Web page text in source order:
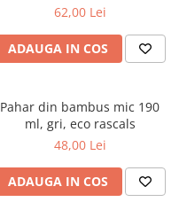
62,00 Lei
ADAUGA IN COS
Pahar din bambus mic 190
ml, gri, eco rascals
48,00 Lei
ADAUGA IN COS